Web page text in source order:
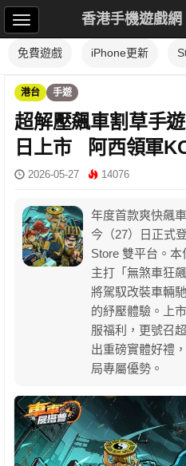
香港手機遊戲
免費遊戲 iPhone更新
港台 手遊
超解壓飆車割草手
日上市 阿西領軍
2026-05-27 14076
年度首款爽快飆
今（27）日正式
Store 雙平台。本
主打「無煞車狂
將駕馭改裝車輛
的紓壓體驗。上
服福利，更號召
出重磅實體好禮
局專屬優勢。